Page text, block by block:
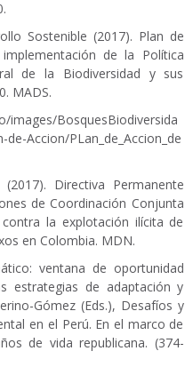
Sostenible (2017). Plan de
de la Política
de la Biodiversidad y sus
MADS.
images/BosquesBiodiversida
Accion/PLan_de_Accion_de
Directiva Permanente
de Coordinación Conjunta
la explotación ilícita de
en Colombia. MDN.
ventana de oportunidad
estrategias de adaptación y
Gómez (Eds.), Desafíos y
en el Perú. En el marco de
de vida republicana. (374-